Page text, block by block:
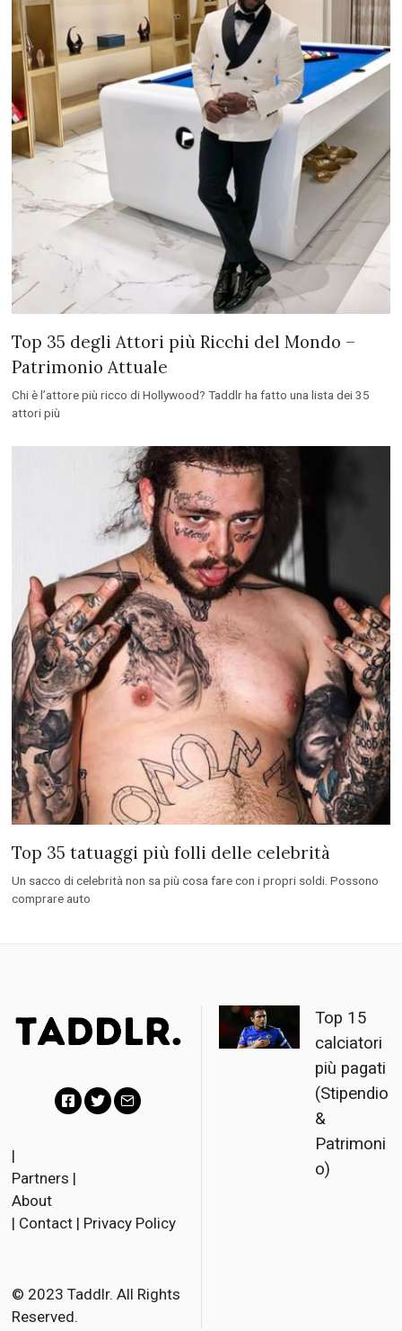
Top 35 degli Attori più Ricchi del Mondo –
Patrimonio Attuale
Chi è l’attore più ricco di Hollywood? Taddlr ha fatto una lista dei 35
attori più
Top 35 tatuaggi più folli delle celebrità
Un sacco di celebrità non sa più cosa fare con i propri soldi. Possono
comprare auto
|
Partners |
About
| Contact | Privacy Policy
© 2023 Taddlr. All Rights
Reserved.
Top 15
calciatori
più pagati
(Stipendio
&
Patrimoni
o)